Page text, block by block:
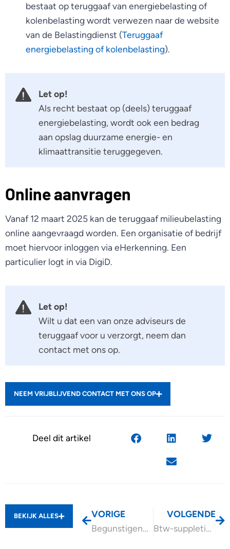
bestaat op teruggaaf van energiebelasting of
kolenbelasting wordt verwezen naar de website
van de Belastingdienst (Teruggaaf
energiebelasting of kolenbelasting).
Let op!
Als recht bestaat op (deels) teruggaaf
energiebelasting, wordt ook een bedrag
aan opslag duurzame energie- en
klimaattransitie teruggegeven.
Online aanvragen
Vanaf 12 maart 2025 kan de teruggaaf milieubelasting
online aangevraagd worden. Een organisatie of bedrijf
moet hiervoor inloggen via eHerkenning. Een
particulier logt in via DigiD.
Let op!
Wilt u dat een van onze adviseurs de
teruggaaf voor u verzorgt, neem dan
contact met ons op.
NEEM VRIJBLIJVEND CONTACT MET ONS OP
Deel dit artikel
BEKIJK ALLES
VORIGE
Begunstigend beleid WOZ-waarde niet willekeurig toe te passen
VOLGENDE
Btw-suppletie 2024 vóór 1 april 2025